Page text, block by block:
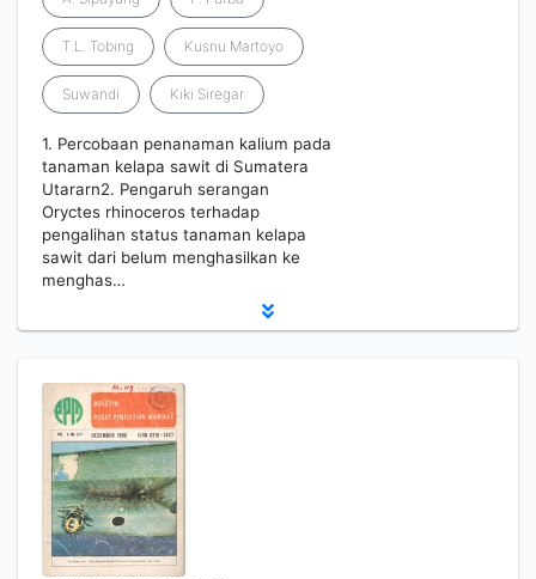
T.L. Tobing Kusnu Martoyo
Suwandi Kiki Siregar
1. Percobaan penanaman kalium pada
tanaman kelapa sawit di Sumatera
Utararn2. Pengaruh serangan
Oryctes rhinoceros terhadap
pengalihan status tanaman kelapa
sawit dari belum menghasilkan ke
menghas…